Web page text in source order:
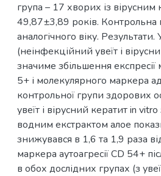
група – 17 хворих із вірусним
49,87±3,89 років. Контрольна
аналогічного віку.
(неінфекційний увеїт і
значиме збільшення
5+ і молекулярного маркера
контрольної групи здорових
увеїт і вірусний кератит in
водним екстрактом алое
знижувався в 1,6 та 1,9 раза
маркера аутоагресії СD 54+
в обох дослідних групах (з